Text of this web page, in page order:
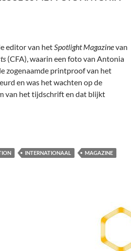
editor van hetSpotlight Magazinevan
(CFA), waarin een foto van Antonia
zogenaamde printproof van het
en was het wachten op de
van het tijdschrift en dat blijkt
Issue 38 met foto Antonia uitgekomen
INTERNATIONAAL
MAGAZINE